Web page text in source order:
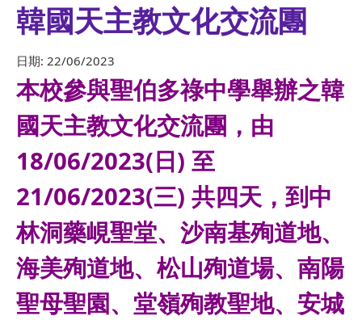
韓國天主教文化交流團
日期: 22/06/2023
本校參與聖伯多祿中學舉辦之韓
國天主教文化交流團，由
18/06/2023(日) 至
21/06/2023(三) 共四天，到中
林洞藥峴聖堂、沙南基殉道地、
海美殉道地、松山殉道場、南陽
聖母聖園、堂嶺殉教聖地、安城